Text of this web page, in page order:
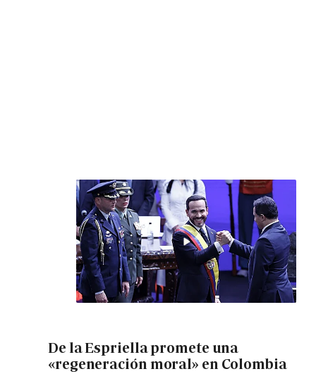
De la Espriella promete una
«regeneración moral» en Colombia